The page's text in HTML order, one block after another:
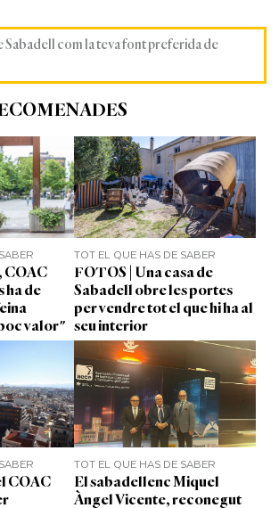
Sabadell com la teva font preferida de
COAC
ha de
valor"
TOT EL QUE HAS DE SABER
FOTOS | Una casa de
Sabadell obre les portes
per vendre tot el que hi ha al
seu interior
COAC
TOT EL QUE HAS DE SABER
El sabadellenc Miquel
Àngel Vicente, reconegut